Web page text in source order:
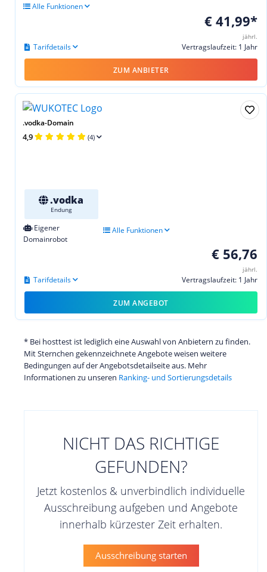
Alle Funktionen
€ 41,99*
jährl.
Vertragslaufzeit: 1 Jahr
Tarifdetails
ZUM ANBIETER
.vodka-Domain
4,9 (4)
.vodka
Endung
Eigener
Domainrobot
Alle Funktionen
€ 56,76
jährl.
Vertragslaufzeit: 1 Jahr
Tarifdetails
ZUM ANGEBOT
* Bei hosttest ist lediglich eine Auswahl von Anbietern zu finden.
Mit Sternchen gekennzeichnete Angebote weisen weitere
Bedingungen auf der Angebotsdetailseite aus. Mehr
Informationen zu unseren Ranking- und Sortierungsdetails
NICHT DAS RICHTIGE
GEFUNDEN?
Jetzt kostenlos & unverbindlich individuelle
Ausschreibung aufgeben und Angebote
innerhalb kürzester Zeit erhalten.
Ausschreibung starten